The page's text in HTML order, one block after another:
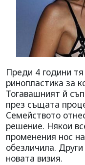
Преди 4 години
ринопластика за
Тогавашният й
през същата
Семейството
решение. Някои
променения нос
обезличила.
новата визия.